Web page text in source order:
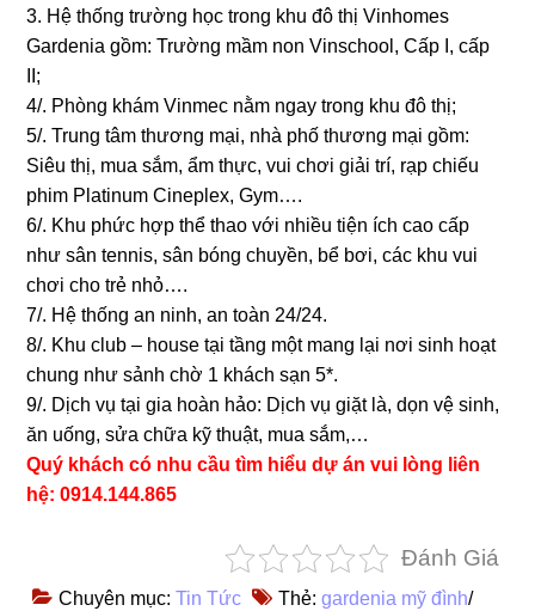
3. Hệ thống trường học trong khu đô thị Vinhomes
Gardenia gồm: Trường mầm non Vinschool, Cấp I, cấp
II;
4/. Phòng khám Vinmec nằm ngay trong khu đô thị;
5/. Trung tâm thương mại, nhà phố thương mại gồm:
Siêu thị, mua sắm, ẩm thực, vui chơi giải trí, rạp chiếu
phim Platinum Cineplex, Gym….
6/. Khu phức hợp thể thao với nhiều tiện ích cao cấp
như sân tennis, sân bóng chuyền, bể bơi, các khu vui
chơi cho trẻ nhỏ….
7/. Hệ thống an ninh, an toàn 24/24.
8/. Khu club – house tại tầng một mang lại nơi sinh hoạt
chung như sảnh chờ 1 khách sạn 5*.
9/. Dịch vụ tại gia hoàn hảo: Dịch vụ giặt là, dọn vệ sinh,
ăn uống, sửa chữa kỹ thuật, mua sắm,…
Quý khách có nhu cầu tìm hiểu dự án vui lòng liên
hệ: 0914.144.865
Đánh Giá
Chuyên mục:Tin Tức Thẻ:gardenia mỹ đình/